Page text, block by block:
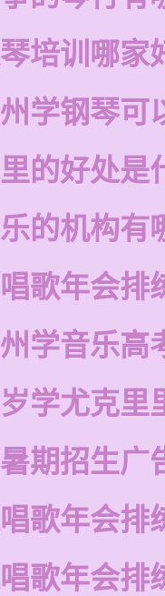
培训哪家
学钢琴可
的好处是
的机构有
歌年会排
学音乐高
学尤克里
期招生广
歌年会排
歌年会排